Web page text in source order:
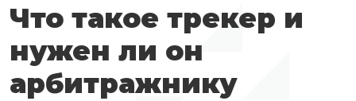
Что такое трекер и
нужен ли он
арбитражнику